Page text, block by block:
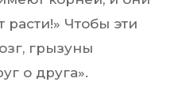
расти!» Чтобы эти
грызуны
о друга».